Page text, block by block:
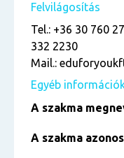
Felvilágosítás
Tel.: +36 30 760
332 2230
Mail.:
Egyéb
A szakma
A szakma